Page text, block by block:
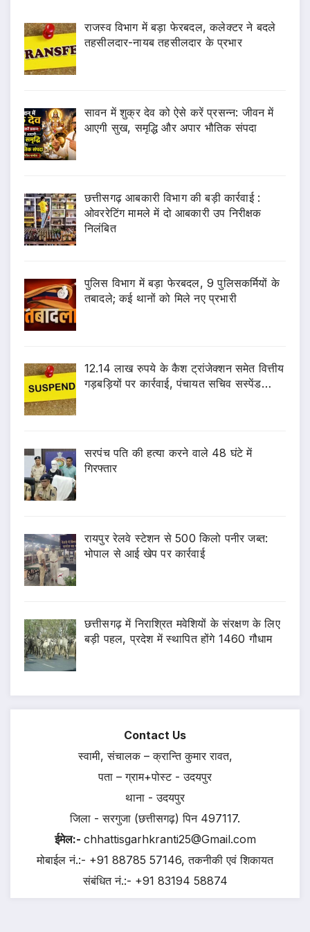
राजस्व विभाग में बड़ा फेरबदल, कलेक्टर ने बदले
तहसीलदार-नायब तहसीलदार के प्रभार
सावन में शुक्र देव को ऐसे करें प्रसन्न: जीवन में
आएगी सुख, समृद्धि और अपार भौतिक संपदा
छत्तीसगढ़ आबकारी विभाग की बड़ी कार्रवाई :
ओवररेटिंग मामले में दो आबकारी उप निरीक्षक
निलंबित
पुलिस विभाग में बड़ा फेरबदल, 9 पुलिसकर्मियों के
तबादले; कई थानों को मिले नए प्रभारी
12.14 लाख रुपये के कैश ट्रांजेक्शन समेत वित्तीय
गड़बड़ियों पर कार्रवाई, पंचायत सचिव सस्पेंड…
सरपंच पति की हत्या करने वाले 48 घंटे में
गिरफ्तार
रायपुर रेलवे स्टेशन से 500 किलो पनीर जब्त:
भोपाल से आई खेप पर कार्रवाई
छत्तीसगढ़ में निराश्रित मवेशियों के संरक्षण के लिए
बड़ी पहल, प्रदेश में स्थापित होंगे 1460 गौधाम
Contact Us
स्वामी, संचालक – क्रान्ति कुमार रावत,
पता – ग्राम+पोस्ट - उदयपुर
थाना - उदयपुर
जिला - सरगुजा (छत्तीसगढ़) पिन 497117.
ईमेल:- chhattisgarhkranti25@Gmail.com
मोबाईल नं.:- +91 88785 57146, तकनीकी एवं शिकायत
संबंधित नं.:- +91 83194 58874